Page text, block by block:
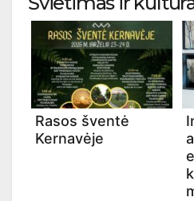
Rasos šventė
Kernavėje